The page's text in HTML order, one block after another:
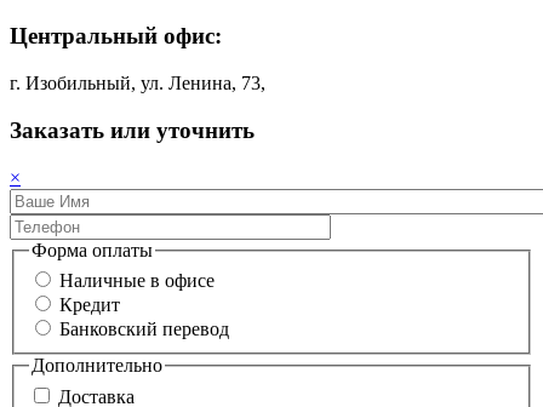
Центральный офис:
г. Изобильный, ул. Ленина, 73,
Заказать или уточнить
×
Форма оплаты
Наличные в офисе
Кредит
Банковский перевод
Дополнительно
Доставка